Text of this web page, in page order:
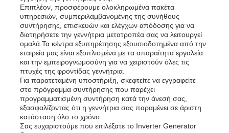
Επιπλέον, προσφέρουμε ολοκληρωμένα πακέτα
υπηρεσιών, συμπεριλαμβανομένης της συνήθους
συντήρησης, επισκευών και ελέγχων απόδοσης για να
διατηρήσετε την γεννήτρια μετατροπέα σας να λειτουργεί
ομαλά.Τα κέντρα εξυπηρέτησης εξουσιοδοτημένα από την
εταιρεία μας είναι εξοπλισμένα με τα απαραίτητα εργαλεία
και την εμπειρογνωμοσύνη για να χειριστούν όλες τις
πτυχές της φροντίδας γεννήτρια.
Για παρατεταμένη υποστήριξη, σκεφτείτε να εγγραφείτε
στο πρόγραμμα συντήρησης που παρέχει
προγραμματισμένη συντήρηση κατά την άνεσή σας,
εξασφαλίζοντας ότι η γεννήτρια σας παραμένει σε άριστη
κατάσταση όλο το χρόνο.
Σας ευχαριστούμε που επιλέξατε το Inverter Generator